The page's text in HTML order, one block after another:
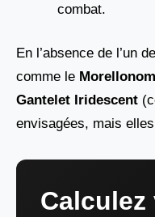
combat.
En l’absence de l’un
comme le
Gantelet Iridescent
envisagées, mais